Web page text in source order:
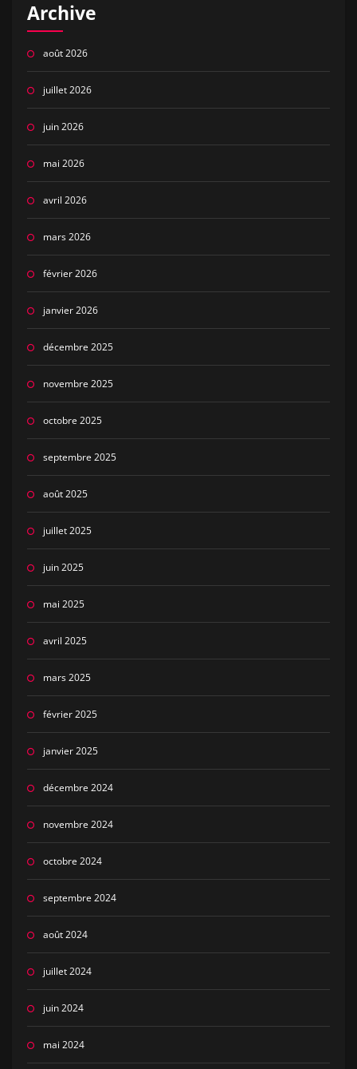
Archive
août 2026
juillet 2026
juin 2026
mai 2026
avril 2026
mars 2026
février 2026
janvier 2026
décembre 2025
novembre 2025
octobre 2025
septembre 2025
août 2025
juillet 2025
juin 2025
mai 2025
avril 2025
mars 2025
février 2025
janvier 2025
décembre 2024
novembre 2024
octobre 2024
septembre 2024
août 2024
juillet 2024
juin 2024
mai 2024